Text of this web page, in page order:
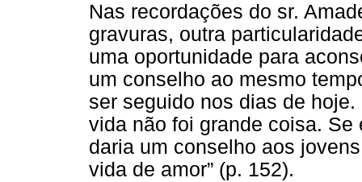
Nas recordações do sr.
gravuras, outra
uma oportunidade para
um conselho ao mesmo
ser seguido nos dias de
vida não foi grande coisa.
daria um conselho aos
vida de amor” (p. 152).